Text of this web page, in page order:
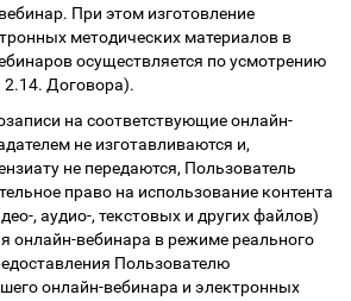
При этом изготовление
методических материалов в
осуществляется по усмотрению
2.14. Договора).
на соответствующие онлайн-
не изготавливаются и,
не передаются, Пользователь
право на использование контента
, аудио-, текстовых и других файлов)
онлайн-вебинара в режиме реального
Пользователю
онлайн-вебинара и электронных